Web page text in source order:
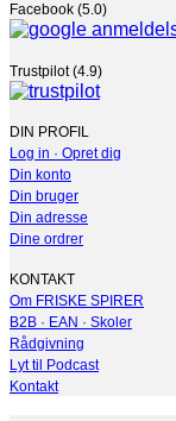
Facebook (5.0)
Trustpilot (4.9)
DIN PROFIL
Log in · Opret dig
Din konto
Din bruger
Din adresse
Dine ordrer
KONTAKT
Om FRISKE SPIRER
B2B · EAN · Skoler
Rådgivning
Lyt til Podcast
Kontakt